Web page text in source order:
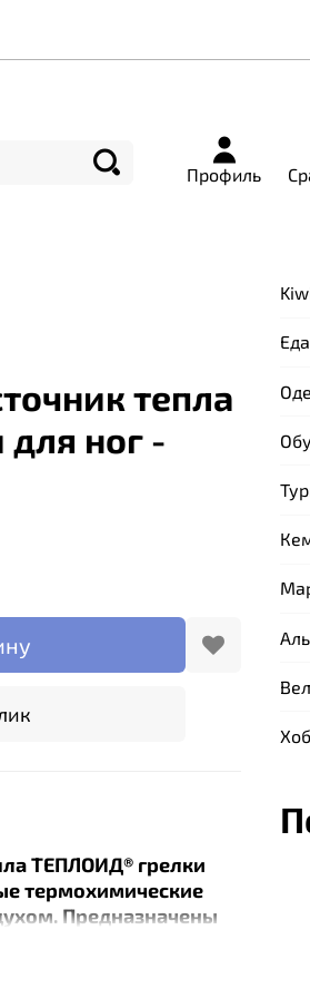
Профиль
тепла
для ног -
ТЕПЛОИД® грелки
термохимические
Предназначены
в закрытой обуви,
Комфортная